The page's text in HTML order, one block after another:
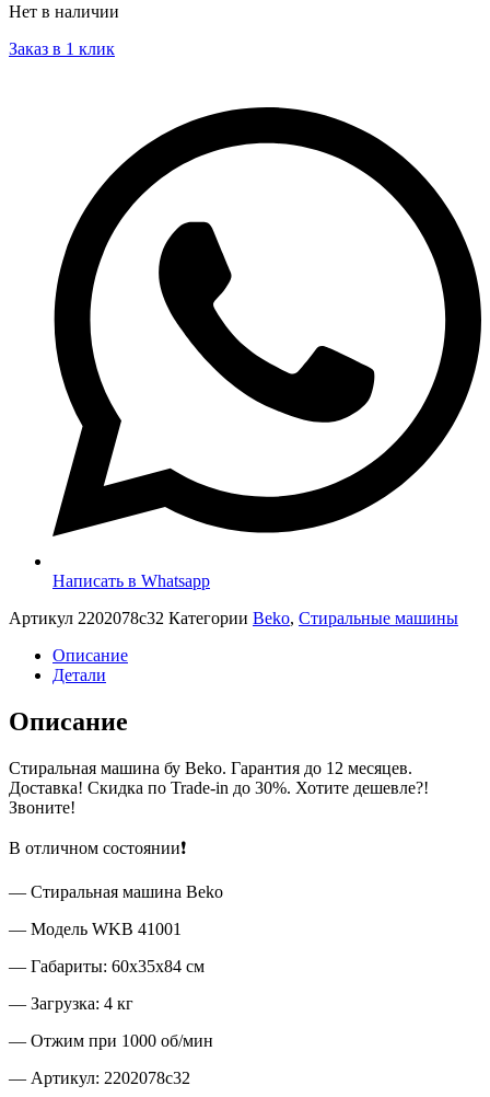
Нет в наличии
Заказ в 1 клик
Написать в Whatsapp
Артикул 2202078c32 Категории Beko, Стиральные машины
Описание
Детали
Описание
Стиральная машина бу Beko. Гарантия до 12 месяцев.
Доставка! Скидка по Trade-in до 30%. Хотите дешевле?!
Звоните!
В отличном состоянии❗
— Стиральная машина Beko
— Модель WKB 41001
— Габариты: 60х35х84 см
— Загрузка: 4 кг
— Отжим при 1000 об/мин
— Артикул: 2202078c32